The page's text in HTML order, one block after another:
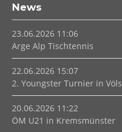
News
23.06.2026 11:06
Arge Alp Tischtennis
22.06.2026 15:07
2. Youngster Turnier in Völs
20.06.2026 11:22
ÖM U21 in Kremsmünster